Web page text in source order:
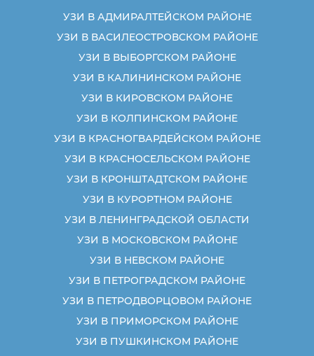
УЗИ В АДМИРАЛТЕЙСКОМ РАЙОНЕ
УЗИ В ВАСИЛЕОСТРОВСКОМ РАЙОНЕ
УЗИ В ВЫБОРГСКОМ РАЙОНЕ
УЗИ В КАЛИНИНСКОМ РАЙОНЕ
УЗИ В КИРОВСКОМ РАЙОНЕ
УЗИ В КОЛПИНСКОМ РАЙОНЕ
УЗИ В КРАСНОГВАРДЕЙСКОМ РАЙОНЕ
УЗИ В КРАСНОСЕЛЬСКОМ РАЙОНЕ
УЗИ В КРОНШТАДТСКОМ РАЙОНЕ
УЗИ В КУРОРТНОМ РАЙОНЕ
УЗИ В ЛЕНИНГРАДСКОЙ ОБЛАСТИ
УЗИ В МОСКОВСКОМ РАЙОНЕ
УЗИ В НЕВСКОМ РАЙОНЕ
УЗИ В ПЕТРОГРАДСКОМ РАЙОНЕ
УЗИ В ПЕТРОДВОРЦОВОМ РАЙОНЕ
УЗИ В ПРИМОРСКОМ РАЙОНЕ
УЗИ В ПУШКИНСКОМ РАЙОНЕ